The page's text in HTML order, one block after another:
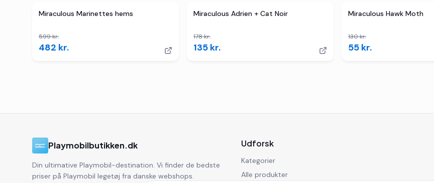
Miraculous Marinettes hems
599kr.
482 kr.
3butikker
Miraculous Adrien + Cat Noir
178kr.
135 kr.
3butikker
Miraculous Hawk Moth
130kr.
55 kr.
Playmobilbutikken.dk
Din ultimative Playmobil-destination. Vi finder de bedste
priser på Playmobil legetøj fra danske webshops.
Udforsk
Kategorier
Alle produkter